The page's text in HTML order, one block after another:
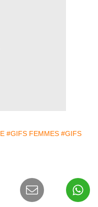
#GIFS FEMMES #GIFS